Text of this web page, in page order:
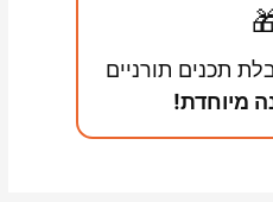
תכנים תורניים
מיוחדת!